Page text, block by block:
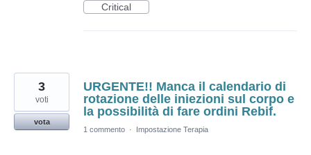
Critical
URGENTE!! Manca il calendario di
rotazione delle iniezioni sul corpo e
la possibilità di fare ordini Rebif.
3
voti
vota
1 commento · Impostazione Terapia